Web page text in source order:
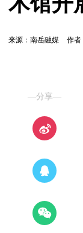
来源：南岳融媒 作者
—分享—